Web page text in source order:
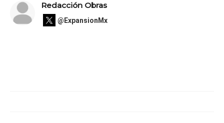
Redacción Obras
@ExpansionMx